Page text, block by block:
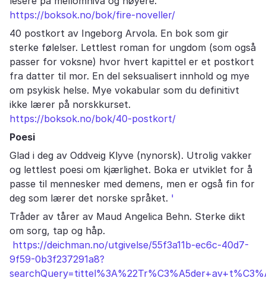
https://boksok.no/bok/fire-noveller/
40 postkort av Ingeborg Arvola. En bok som gir
sterke følelser. Lettlest roman for ungdom (som også
passer for voksne) hvor hvert kapittel er et postkort
fra datter til mor. En del seksualisert innhold og mye
om psykisk helse. Mye vokabular som du definitivt
ikke lærer på norskkurset.
https://boksok.no/bok/40-postkort/
Poesi
Glad i deg av Oddveig Klyve (nynorsk). Utrolig vakker
og lettlest poesi om kjærlighet. Boka er utviklet for å
passe til mennesker med demens, men er også fin for
deg som lærer det norske språket. '
Tråder av tårer av Maud Angelica Behn. Sterke dikt
om sorg, tap og håp.
https://deichman.no/utgivelse/55f3a11b-ec6c-40d7-
9f59-0b3f237291a8?